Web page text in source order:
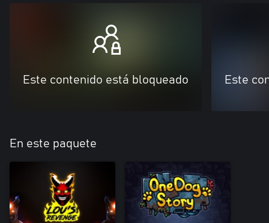
Este contenido está bloqueado Este
En este paquete